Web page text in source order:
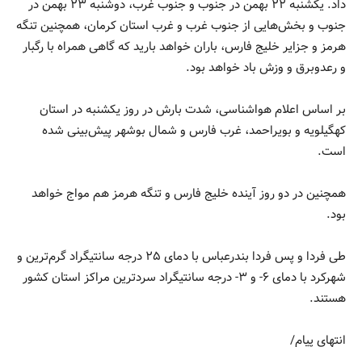
داد. یکشنبه ۲۲ بهمن در جنوب و جنوب غرب، دوشنبه ۲۳ بهمن در
جنوب و بخش‌هایی از جنوب غرب و غرب استان کرمان، همچنین تنگه
هرمز و جزایر خلیج فارس، باران خواهد بارید که گاهی همراه با رگبار
و رعدوبرق و وزش باد خواهد بود.
بر اساس اعلام هواشناسی، شدت بارش در روز یکشنبه در استان
کهگیلویه و بویراحمد، غرب فارس و شمال بوشهر پیش‌بینی شده
است.
همچنین در دو روز آینده خلیج فارس و تنگه هرمز هم مواج خواهد
بود.
طی فردا و پس فردا بندرعباس با دمای ۲۵ درجه سانتیگراد گرم‌ترین و
شهرکرد با دمای ۶- و ۳- درجه سانتیگراد سردترین مراکز استان کشور
هستند.
انتهای پیام/